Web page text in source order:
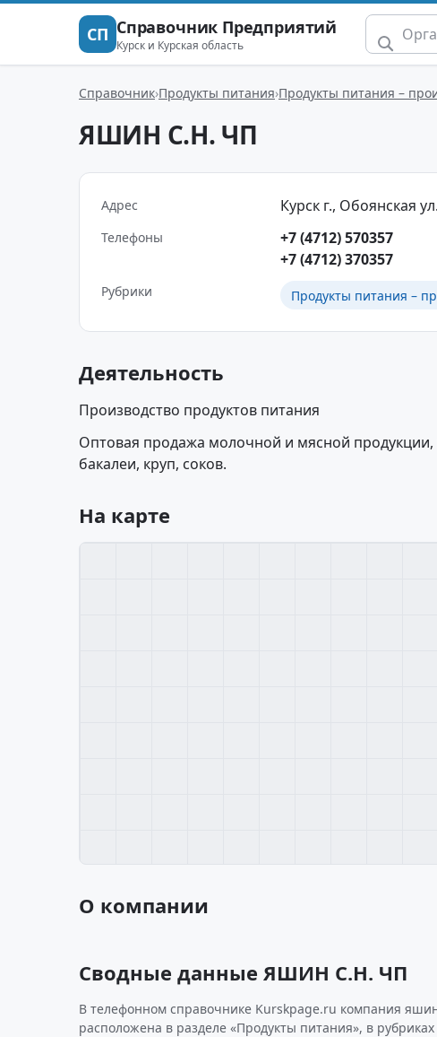
СП Справочник Предприятий
Курск и Курская область
Справочник Продукты питания Продукты питания –
ЯШИН С.Н. ЧП
Адрес Курск г., Обоянская
Телефоны
+7 (4712) 570357
+7 (4712) 370357
Рубрики Продукты питания –
Деятельность
Производство продуктов питания
Оптовая продажа молочной и мясной продукции,
бакалеи, круп, соков.
На карте
О компании
Сводные данные ЯШИН С.Н. ЧП
В телефонном справочнике Kurskpage.ru компания
расположена в разделе «Продукты питания», в